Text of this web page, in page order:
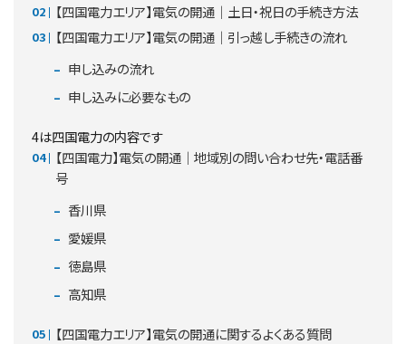
【四国電力エリア】電気の開通｜土日・祝日の手続き方法
【四国電力エリア】電気の開通｜引っ越し手続きの流れ
申し込みの流れ
申し込みに必要なもの
4は四国電力の内容です
【四国電力】電気の開通｜地域別の問い合わせ先・電話番
号
香川県
愛媛県
徳島県
高知県
【四国電力エリア】電気の開通に関するよくある質問